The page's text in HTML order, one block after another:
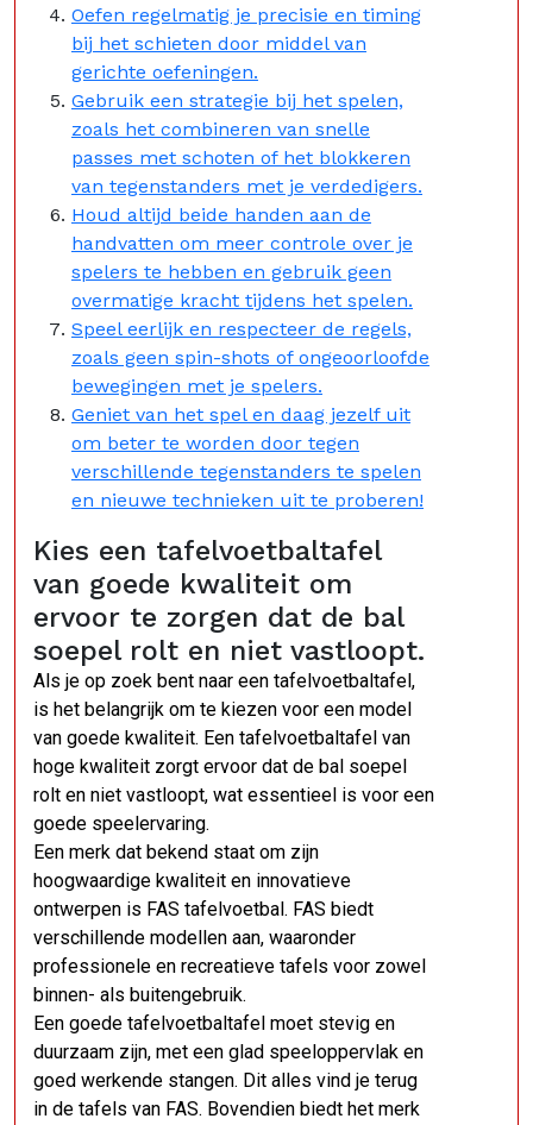
Oefen regelmatig je precisie en timing
bij het schieten door middel van
gerichte oefeningen.
Gebruik een strategie bij het spelen,
zoals het combineren van snelle
passes met schoten of het blokkeren
van tegenstanders met je verdedigers.
Houd altijd beide handen aan de
handvatten om meer controle over je
spelers te hebben en gebruik geen
overmatige kracht tijdens het spelen.
Speel eerlijk en respecteer de regels,
zoals geen spin-shots of ongeoorloofde
bewegingen met je spelers.
Geniet van het spel en daag jezelf uit
om beter te worden door tegen
verschillende tegenstanders te spelen
en nieuwe technieken uit te proberen!
Kies een tafelvoetbaltafel
van goede kwaliteit om
ervoor te zorgen dat de bal
soepel rolt en niet vastloopt.
Als je op zoek bent naar een tafelvoetbaltafel,
is het belangrijk om te kiezen voor een model
van goede kwaliteit. Een tafelvoetbaltafel van
hoge kwaliteit zorgt ervoor dat de bal soepel
rolt en niet vastloopt, wat essentieel is voor een
goede speelervaring.
Een merk dat bekend staat om zijn
hoogwaardige kwaliteit en innovatieve
ontwerpen is FAS tafelvoetbal. FAS biedt
verschillende modellen aan, waaronder
professionele en recreatieve tafels voor zowel
binnen- als buitengebruik.
Een goede tafelvoetbaltafel moet stevig en
duurzaam zijn, met een glad speeloppervlak en
goed werkende stangen. Dit alles vind je terug
in de tafels van FAS. Bovendien biedt het merk